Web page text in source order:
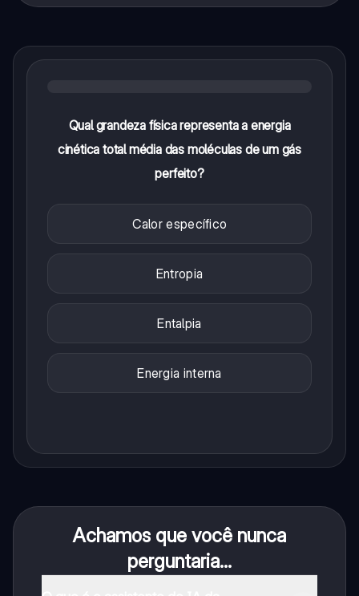
Qual grandeza física representa a energia
cinética total média das moléculas de um gás
perfeito?
Calor específico
Entropia
Entalpia
Energia interna
Achamos que você nunca
perguntaria...